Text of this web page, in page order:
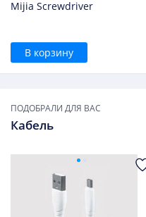
Mijia Screwdriver
В корзину
ПОДОБРАЛИ ДЛЯ ВАС
Кабель